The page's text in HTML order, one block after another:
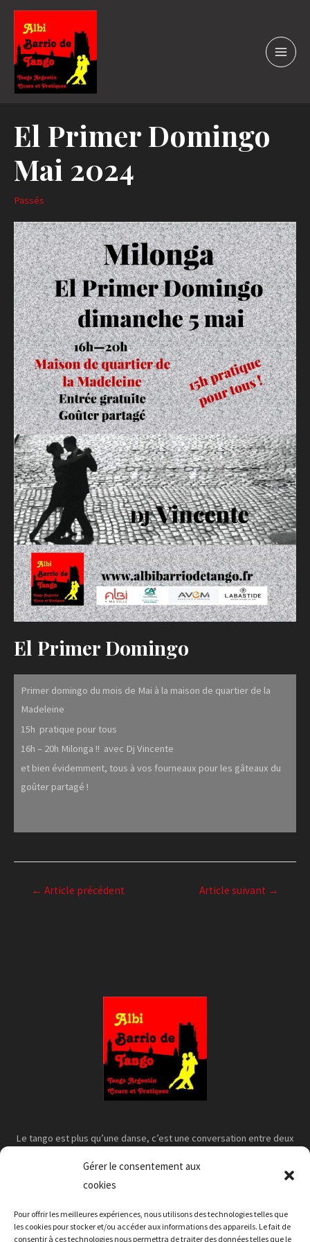
Gérer le consentement aux
cookies
Pour offrir les meilleures expériences, nous utilisons des technologies telles que
les cookies pour stocker et/ou accéder aux informations des appareils. Le fait de
consentir à ces technologies nous permettra de traiter des données telles que le
El Primer Domingo
Mai 2024
Passés
El Primer Domingo
Primer domingo du mois de Mai à la maison de quartier de la
Madeleine
15h pratique pour tous
16h – 20h Milonga !! avec Dj Vincente
et bien évidemment, tous à vos fourneaux pour les gâteaux du
goûter partagé !
← Article précédent Article suivant →
Le tango est plus qu’une danse, c’est une conversation entre deux